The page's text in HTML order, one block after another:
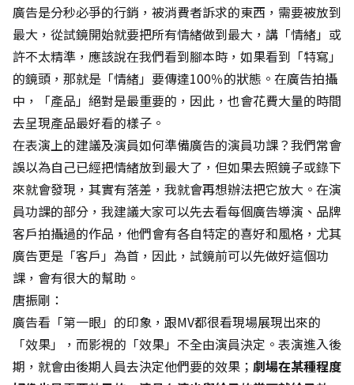
廣告是分秒必爭的行銷，被消費者訴求的東西，需要被放到
最大，從試鏡開始就要把所有情緒做到最大，講「情緒」或
許不太精準，應該說在我們看到腳本時，如果看到「特寫」
的鏡頭，那就是「情緒」要傳達100％的狀態。在廣告拍攝
中，「產品」絕對是最重要的，因此，也會花費大量的時間
去呈現產品最好看的樣子。
在表演上的建議及演員如何準備廣告的演員功課？我們常會
誤以為自己已經把情緒放到最大了，但如果去照鏡子或錄下
來就會發現，其實有落差，我就會再想辦法把它放大。在演
員功課的部分，我建議大家可以先去看每個廣告導演、品牌
客戶拍攝過的作品，他們會有各自特定的喜好和風格，尤其
廣告更是「客戶」為首，因此，試鏡前可以先做好這個功
課，會有很大的幫助。
唐振剛：
廣告看「第一眼」的印象，跟MV都很看現場展現出來的
「效果」，而影視的「效果」不全由演員決定。表演進入後
期，就會由後期人員去決定他們要的效果； 劇場在某種程度